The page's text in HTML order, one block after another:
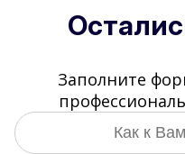
Заполните